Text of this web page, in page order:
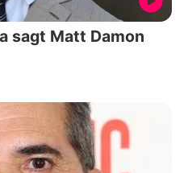
sagt Matt Damon